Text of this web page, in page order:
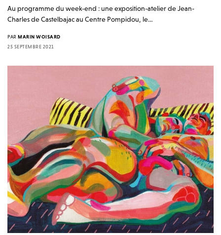
Au programme du week-end : une exposition-atelier de Jean-
Charles de Castelbajac au Centre Pompidou, le…
PAR MARIN WOISARD
25 SEPTEMBRE 2021